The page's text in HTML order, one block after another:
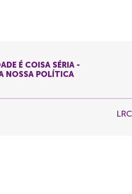
É COISA SÉRIA -
NOSSA POLÍTICA